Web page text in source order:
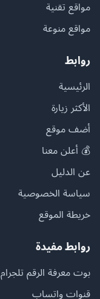
مواقع تقنية
مواقع منوعة
روابط
الرئيسية
الأكثر زيارة
أضف موقع
💰 أعلن معنا
عن الدليل
سياسة الخصوصية
خريطة الموقع
روابط مفيدة
بوت معرفة الرقم تلجرام
قنوات واتساب